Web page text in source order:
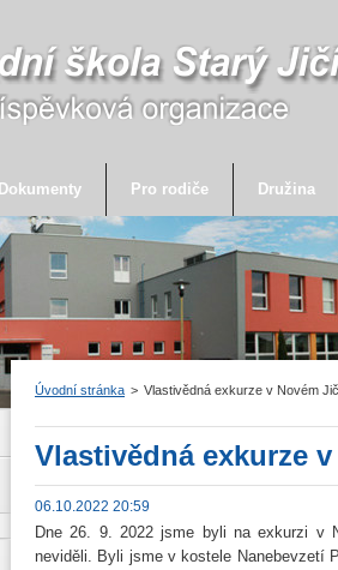
Úvodní stránka > Vlastivědná exkurze v Novém
Vlastivědná exkurze
06.10.2022 20:59
Dne 26. 9. 2022 jsme byli na exkurzi v
neviděli. Byli jsme v kostele Nanebevzetí
Dokumenty Pro rodiče Družina